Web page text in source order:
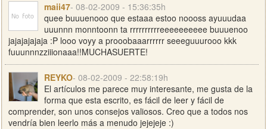
maii47- 08-02-2009 - 15:36:35h
quee buuuenooo que estaaa estoo noooss ayuuudaa
uuunnn monntoonn ta rrrrrrrrrreeeeeeeeee buuuenoo
jajajajajaja :P looo voyy a prooobaaarrrrrr seeeguuurooo kkk
fuuunnnzziiionaaa!!MUCHASUERTE!
REYKO- 08-02-2009 - 22:58:19h
El artículos me parece muy interesante, me gusta de la
forma que esta escrito, es fácil de leer y fácil de
comprender, son unos consejos valiosos. Creo que a todos nos
vendría bien leerlo más a menudo jejejeje :)